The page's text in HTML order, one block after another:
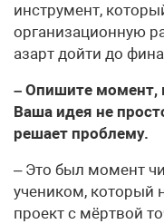
инструмент,
организационную
азарт дойти до
– Опишите момент,
Ваша идея не
решает проблему.
– Это был момент
учеником, который
проект с мёртвой